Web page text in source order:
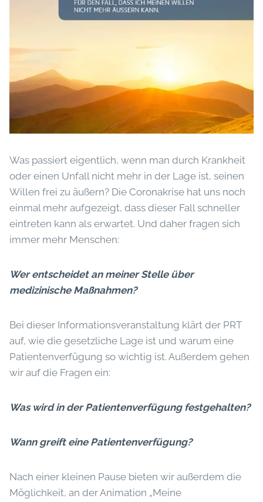
Was passiert eigentlich, wenn man durch Krankheit
oder einen Unfall nicht mehr in der Lage ist, seinen
Willen frei zu äußern? Die Coronakrise hat uns noch
einmal mehr aufgezeigt, dass dieser Fall schneller
eintreten kann als erwartet. Und daher fragen sich
immer mehr Menschen:
Wer entscheidet an meiner Stelle über
medizinische Maßnahmen?
Bei dieser Informationsveranstaltung klärt der PRT
auf, wie die gesetzliche Lage ist und warum eine
Patientenverfügung so wichtig ist. Außerdem gehen
wir auf die Fragen ein:
Was wird in der Patientenverfügung festgehalten?
Wann greift eine Patientenverfügung?
Nach einer kleinen Pause bieten wir außerdem die
Möglichkeit, an der Animation „Meine